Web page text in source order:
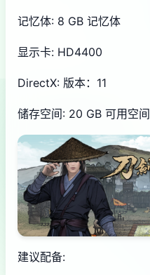
记忆体: 8 GB 记忆体
显示卡: HD4400
DirectX: 版本：11
储存空间: 20 GB 可用空间
建议配备: